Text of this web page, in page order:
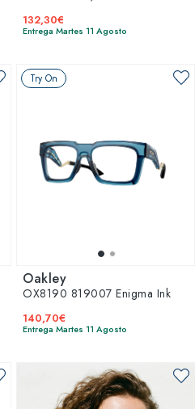
132,30€
Entrega Martes 11 Agosto
Try On
Oakley
OX8190 819007 Enigma Ink
140,70€
Entrega Martes 11 Agosto